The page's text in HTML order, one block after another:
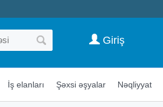
Giriş
İş elanları Şəxsi əşyalar Nəqliyyat